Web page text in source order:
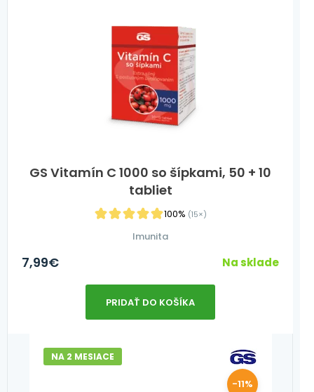
GS Vitamín C 1000 so šípkami, 50 + 10
tabliet
100% (15×)
Imunita
7,99€ Na sklade
PRIDAŤ DO KOŠÍKA
NA 2 MESIACE
-11%